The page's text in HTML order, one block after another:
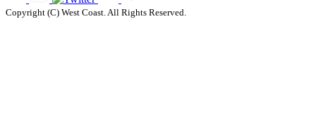
Copyright (C) West Coast. All Rights Reserved.